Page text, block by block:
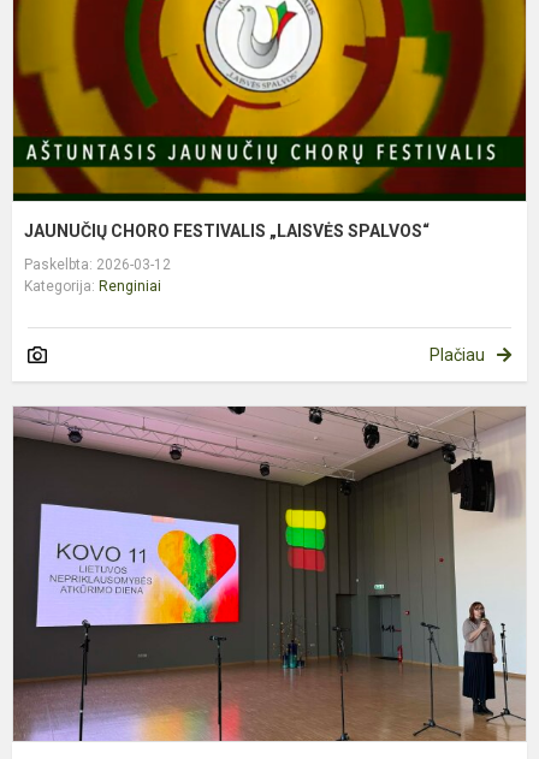
JAUNUČIŲ CHORO FESTIVALIS „LAISVĖS SPALVOS“
Paskelbta: 2026-03-12
Kategorija: Renginiai
Plačiau